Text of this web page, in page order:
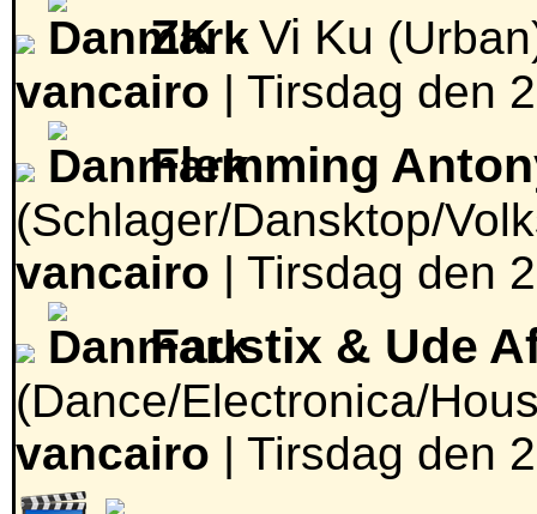
ZK- Vi Ku
vancairo | Tirsdag den
Flemming
(Schlager/Dansktop/
vancairo | Tirsdag den
Faustix & Ude
(Dance/Electronica/
vancairo | Tirsdag den